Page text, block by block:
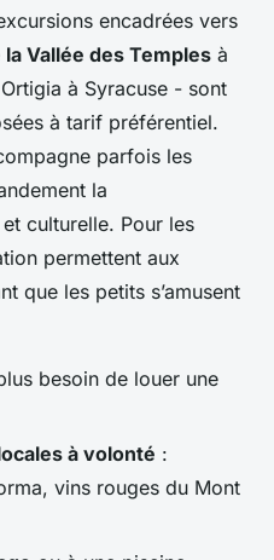
encadrées vers
la Vallée des Temples à
à Syracuse - sont
à tarif préférentiel.
parfois les
la
culturelle. Pour les
permettent aux
que les petits s’amusent
besoin de louer une
à volonté :
vins rouges du Mont